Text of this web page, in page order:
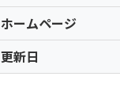
ホームページ
更新日